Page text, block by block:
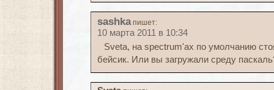
sashka пишет:
10 марта 2011 в 10:34
Sveta, на spectrum'ах по умолчанию
бейсик. Или вы загружали среду